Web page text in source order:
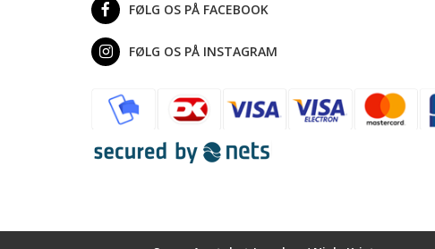
FØLG OS PÅ FACEBOOK
FØLG OS PÅ INSTAGRAM